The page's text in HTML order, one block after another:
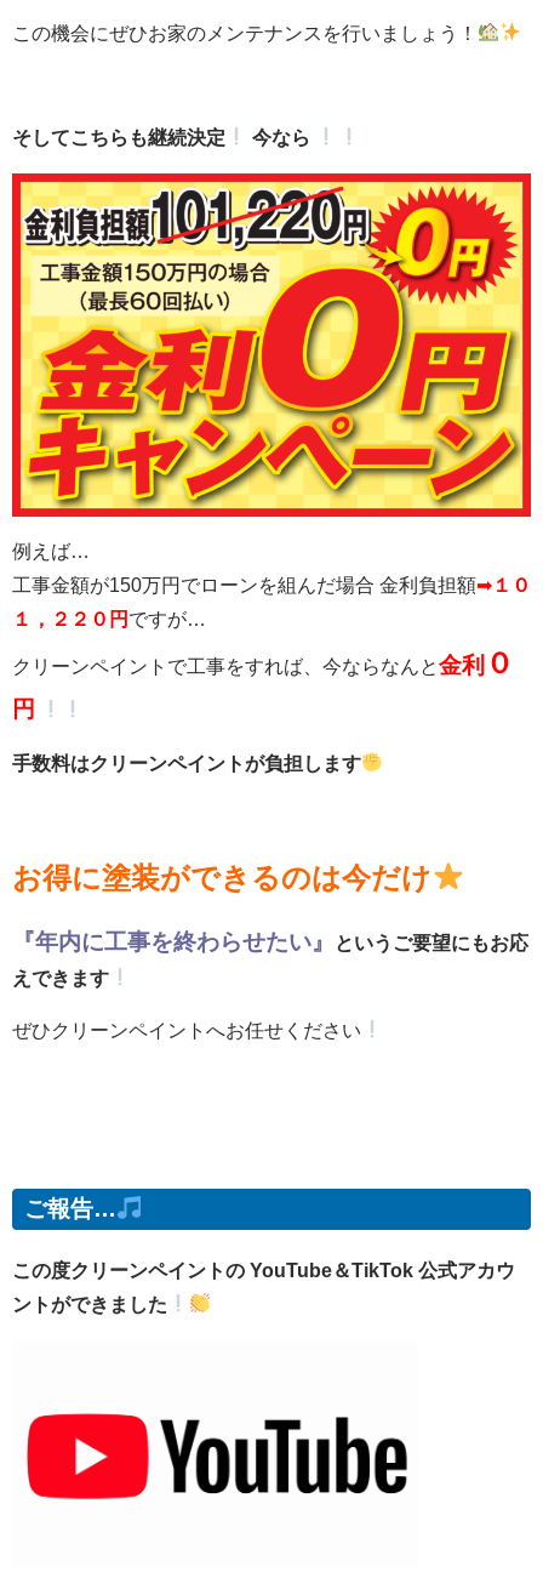
この機会にぜひお家のメンテナンスを行いましょう！
そしてこちらも継続決定 今なら
例えば…
工事金額が150万円でローンを組んだ場合 金利負担額➡ １０
１，２２０円 ですが…
クリーンペイントで工事をすれば、今ならなんと金利 ０
円
手数料はクリーンペイントが負担します
お得に塗装ができるのは今だけ
『年内に工事を終わらせたい』
というご要望にもお応
えできます
ぜひクリーンペイントへお任せください
ご報告…
この度クリーンペイントの YouTube＆TikTok 公式アカウ
ントができました